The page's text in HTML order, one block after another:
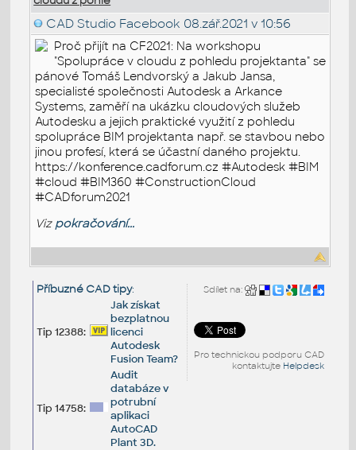
CAD Studio Facebook 08.zář.2021 v 10:56
Proč přijít na CF2021: Na workshopu
"Spolupráce v cloudu z pohledu projektanta" se
pánové Tomáš Lendvorský a Jakub Jansa,
specialisté společnosti Autodesk a Arkance
Systems, zaměří na ukázku cloudových služeb
Autodesku a jejich praktické využití z pohledu
spolupráce BIM projektanta např. se stavbou nebo
jinou profesí, která se účastní daného projektu.
https://konference.cadforum.cz #Autodesk #BIM
#cloud #BIM360 #ConstructionCloud
#CADforum2021
Viz pokračování...
Sdílet na:
Pro technickou podporu CAD
kontaktujte Helpdesk
Příbuzné CAD tipy:
Tip 12388:
Jak získat
bezplatnou
licenci
Autodesk
Fusion Team?
Tip 14758:
Audit
databáze v
potrubní
aplikaci
AutoCAD
Plant 3D.